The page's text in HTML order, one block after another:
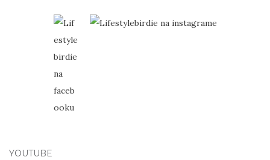
YOUTUBE